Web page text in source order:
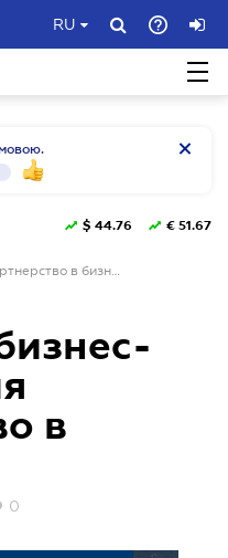
RU
23 апреля - бизнес-конференция «Партнерство в бизнесе»
$ 44.76 € 51.67
в
0